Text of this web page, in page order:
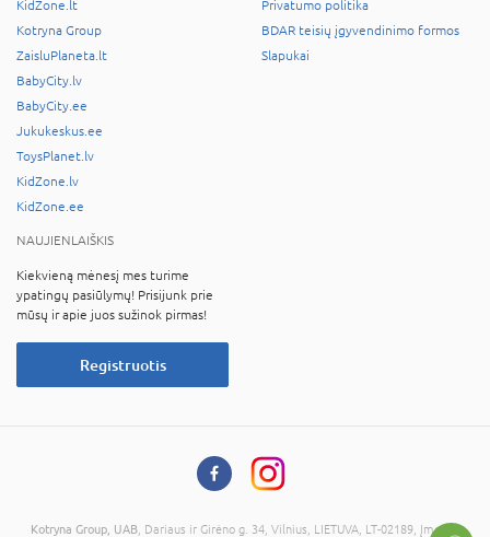
KidZone.lt
Kotryna Group
ZaisluPlaneta.lt
BabyCity.lv
BabyCity.ee
Jukukeskus.ee
ToysPlanet.lv
KidZone.lv
KidZone.ee
Privatumo politika
BDAR teisių įgyvendinimo formos
Slapukai
NAUJIENLAIŠKIS
Kiekvieną mėnesį mes turime
ypatingų pasiūlymų! Prisijunk prie
mūsų ir apie juos sužinok pirmas!
Registruotis
Kotryna Group, UAB , Dariaus ir Girėno g. 34, Vilnius, LIETUVA, LT-02189, Įmonės